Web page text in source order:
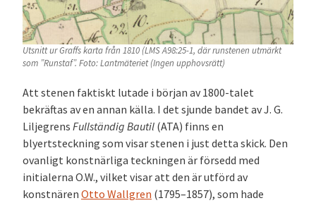
Utsnitt ur Graffs karta från 1810 (LMS A98:25-1, där runstenen utmärkt
som ”Runstaf”. Foto: Lantmäteriet (Ingen upphovsrätt)
Att stenen faktiskt lutade i början av 1800-talet
bekräftas av en annan källa. I det sjunde bandet av J. G.
Liljegrens Fullständig Bautil (ATA) finns en
blyertsteckning som visar stenen i just detta skick. Den
ovanligt konstnärliga teckningen är försedd med
initialerna O.W., vilket visar att den är utförd av
konstnären Otto Wallgren (1795–1857), som hade